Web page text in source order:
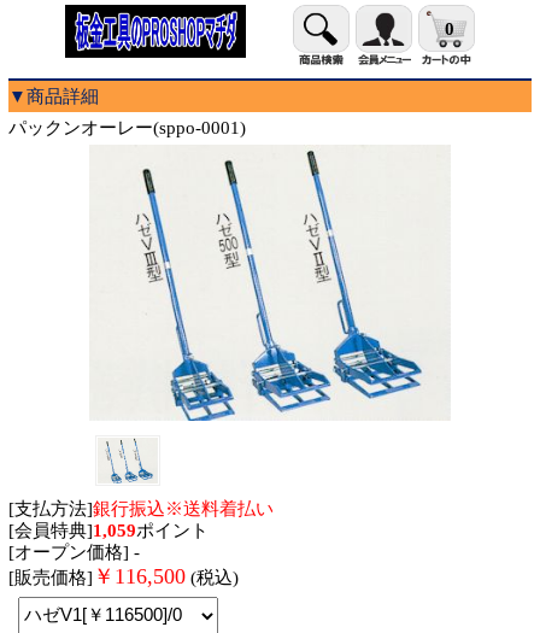
0
▼商品詳細
パックンオーレー(sppo-0001)
[支払方法]銀行振込※送料着払い
[会員特典]1,059ポイント
[オープン価格] -
[販売価格] ￥ 116,500 (税込)